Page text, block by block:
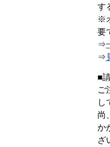
す
※
要
⇒
⇒
■
ご
し
尚
か
ざ